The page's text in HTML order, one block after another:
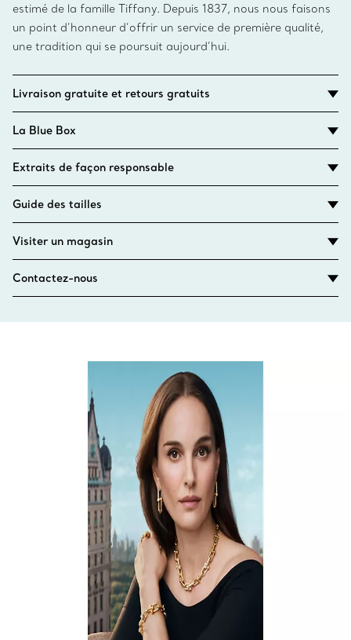
estimé de la famille Tiffany. Depuis 1837, nous nous faisons
un point d’honneur d’offrir un service de première qualité,
une tradition qui se poursuit aujourd’hui.
Livraison gratuite et retours gratuits
La Blue Box
Extraits de façon responsable
Guide des tailles
Visiter un magasin
Contactez-nous